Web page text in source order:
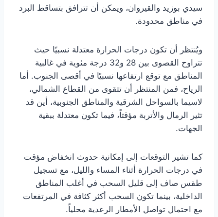
سيدي بوزيد والقيروان، ويمكن أن تترافق بتساقط البرد
في مناطق محدودة.
ويُنتظر أن تكون درجات الحرارة معتدلة نسبيًا حيث
تتراوح القصوى بين 28 و32 درجة مئوية في غالبية
المناطق مع توقع ارتفاعها نسبيًا في أقصى الجنوب. أما
الرياح، فمن المنتظر أن تتقوى من القطاع الشمالي،
لاسيما بالسواحل الشرقية والمناطق الجنوبية، أين قد
تثير الرمال والأتربة مؤقتاً، فيما تكون معتدلة ببقية
الجهات.
كما تشير التوقعات إلى إمكانية حدوث انخفاض مؤقت
في درجات الحرارة أثناء المساء والليل، مع تسجيل
طقس صاف إلى قليل السحب في أغلب المناطق
الداخلية، بينما تكون السحب أكثر كثافة في المرتفعات
مع احتمال تواصل الأمطار الرعدية محلياً.